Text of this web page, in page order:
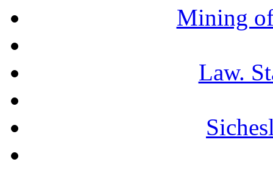
Mining
Law.